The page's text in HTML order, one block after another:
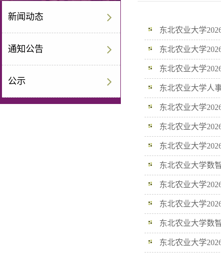
新闻动态
通知公告
公示
东北农业大学
东北农业大学
东北农业大学
东北农业大学人
助理岗位公开招聘面
东北农业大学
东北农业大学
东北农业大学
东北农业大学数
东北农业大学
东北农业大学
审核通过人员公示
东北农业大学数
东北农业大学